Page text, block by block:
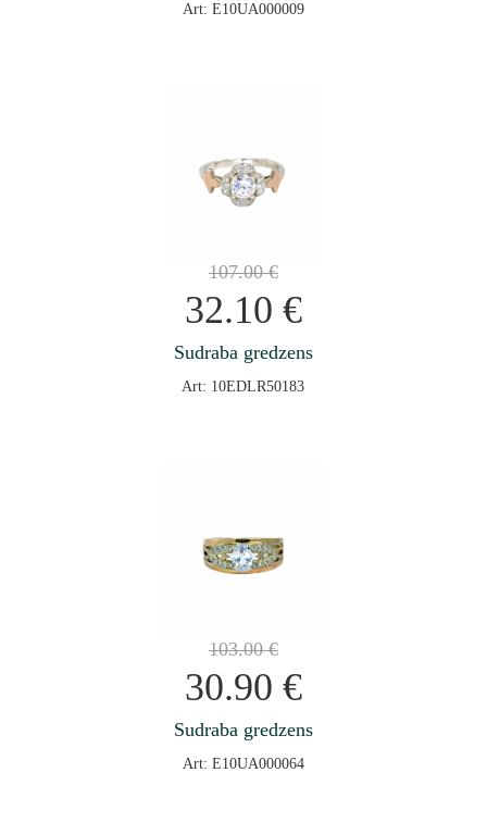
Art: E10UA000009
107.00€
32.10 €
Sudraba gredzens
Art: 10EDLR50183
103.00€
30.90 €
Sudraba gredzens
Art: E10UA000064